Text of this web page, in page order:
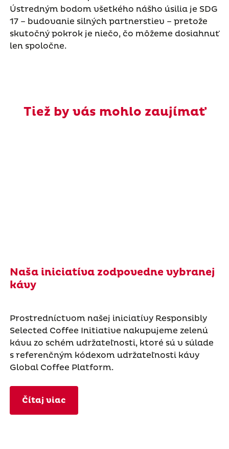
Ústredným bodom všetkého nášho úsilia je SDG
17 – budovanie silných partnerstiev – pretože
skutočný pokrok je niečo, čo môžeme dosiahnuť
len spoločne.
Tiež by vás mohlo zaujímať
Naša iniciatíva zodpovedne vybranej
kávy
Prostredníctvom našej iniciatívy Responsibly
Selected Coffee Initiative nakupujeme zelenú
kávu zo schém udržateľnosti, ktoré sú v súlade
s referenčným kódexom udržateľnosti kávy
Global Coffee Platform.
Čítaj viac